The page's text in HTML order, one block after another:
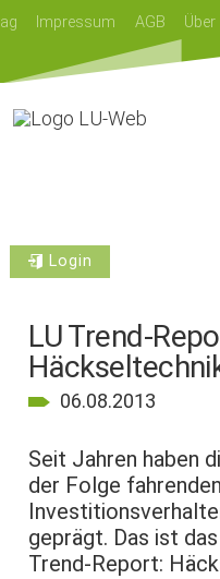
Impressum AGB
Login
LU Trend-
06.08.2013
Seit Jahren haben
der Folge
geprägt. Das ist
Trend-Report: